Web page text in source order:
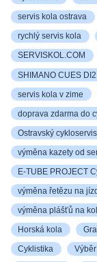
servis kola ostrava
rychlý servis kola
SERVISKOL.COM
SHIMANO CUES DI2
servis kola v zime
doprava zdarma do
Ostravský cykloservis
výměna kazety od
E-TUBE PROJECT
výměna řetězu na
výměna plášťů na
Horská kola
Cyklistika